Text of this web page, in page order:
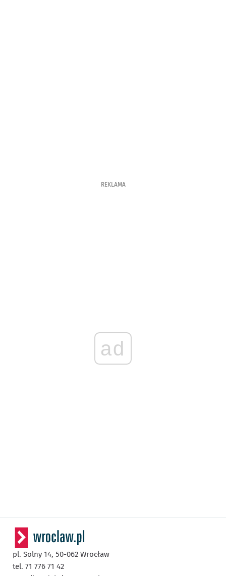
REKLAMA
ad
pl. Solny 14, 50-062 Wrocław
tel. 71 776 71 42